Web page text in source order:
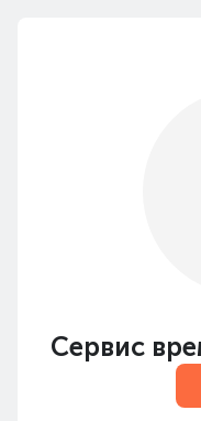
Сервис